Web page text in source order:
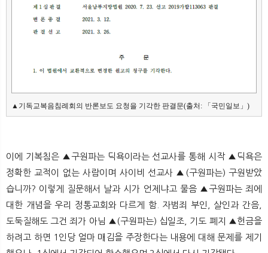
▲기독교복음침례회의 반론보도 요청을 기각한 판결문(출처: 「국민일보」)
이에 기복침은 ▲구원파는 딕욕이라는 선교사를 통해 시작 ▲딕욕은
정확한 교적이 없는 사람이며 사이비 선교사 ▲(구원파는) 구원받았
습니까? 이렇게 질문해서 날과 시가 언제냐고 물음 ▲구원파는 죄에
대한 개념을 우리 정통교회와 다르게 함. 자범죄 부인, 살인과 간음,
도둑질해도 그건 죄가 아님 ▲(구원파는) 십일조, 기도 폐지 ▲헌금을
하려고 하면 1인당 얼마 매김을 주장한다는 내용에 대해 문제를 제기